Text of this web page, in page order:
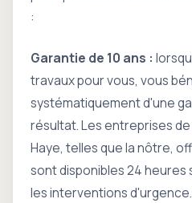
:
Garantie de 10 ans :
travaux pour vous, vous
systématiquement d'une
résultat. Les entreprises
Haye, telles que la nôtre,
sont disponibles 24 heures
les interventions d'urgence.